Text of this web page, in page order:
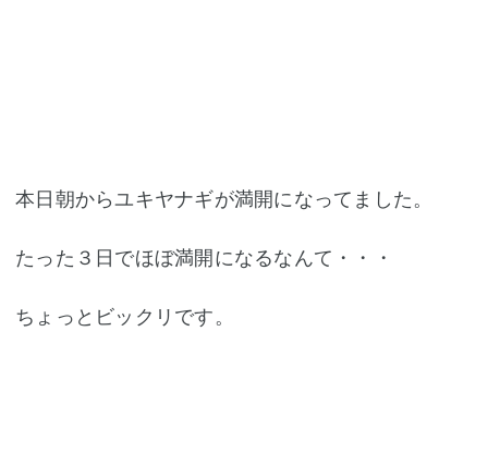
本日朝からユキヤナギが満開になってました。
たった３日でほぼ満開になるなんて・・・
ちょっとビックリです。